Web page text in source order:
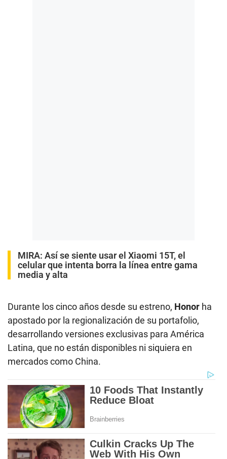
MIRA: Así se siente usar el Xiaomi 15T, el
celular que intenta borra la línea entre gama
media y alta
Durante los cinco años desde su estreno, Honor ha
apostado por la regionalización de su portafolio,
desarrollando versiones exclusivas para América
Latina, que no están disponibles ni siquiera en
mercados como China.